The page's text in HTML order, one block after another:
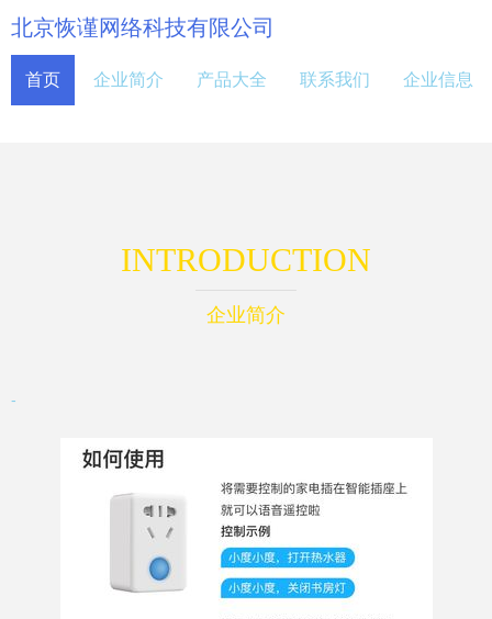
北京恢谨网络科技有限公司
首页 企业简介 产品大全 联系我们 企业信息
INTRODUCTION
企业简介
-